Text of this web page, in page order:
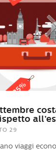
29
viaggi